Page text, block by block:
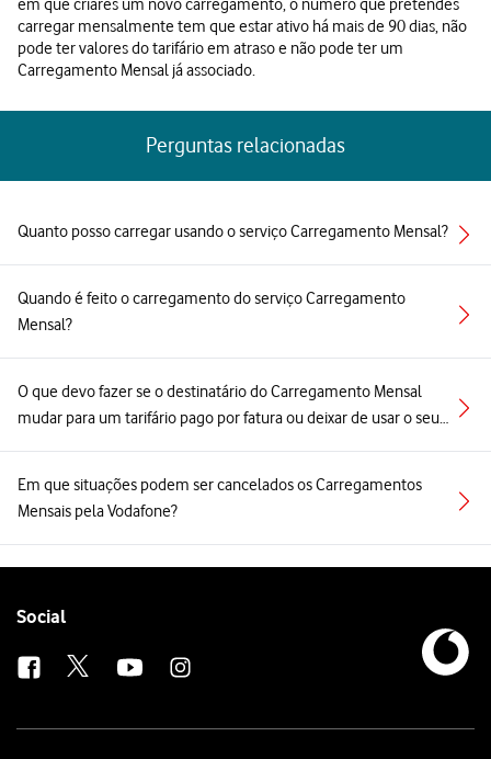
carregar mensalmente tem que estar ativo há mais de 90 dias, não
pode ter valores do tarifário em atraso e não pode ter um
Carregamento Mensal já associado.
Perguntas relacionadas
Quanto posso carregar usando o serviço Carregamento Mensal?
Quando é feito o carregamento do serviço Carregamento
Mensal?
O que devo fazer se o destinatário do Carregamento Mensal
mudar para um tarifário pago por fatura ou deixar de usar o seu
Em que situações podem ser cancelados os Carregamentos
Mensais pela Vodafone?
Follow
Social